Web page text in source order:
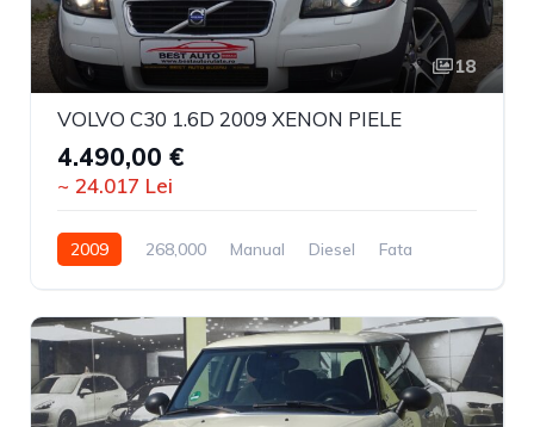
18
VOLVO C30 1.6D 2009 XENON PIELE
4.490,00 €
~ 24.017 Lei
2009 268,000 Manual Diesel Fata